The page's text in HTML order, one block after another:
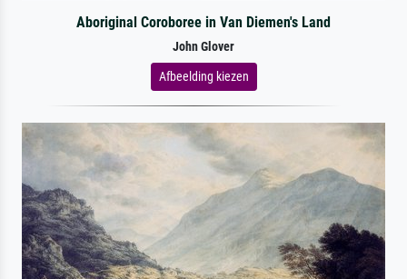
Aboriginal Coroboree in Van Diemen's Land
John Glover
Afbeelding kiezen